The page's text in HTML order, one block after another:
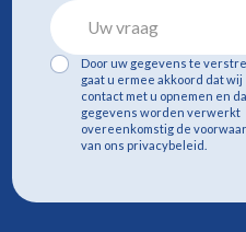
Door uw gegevens te
gaat u ermee akkoord dat wij
contact met u opnemen en
gegevens worden verwerkt
overeenkomstig de
van ons privacybeleid.